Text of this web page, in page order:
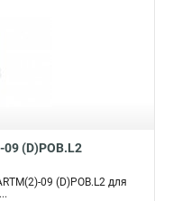
(D)POB.L2
09 (D)POB.L2 для